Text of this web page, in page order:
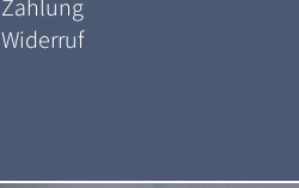
Zahlung
Widerruf